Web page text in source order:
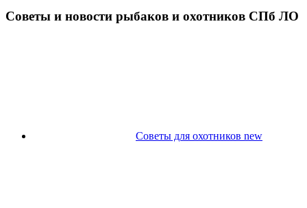
Советы и новости рыбаков и охотников СПб ЛО
Советы для охотников new